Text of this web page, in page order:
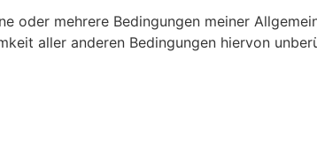
oder mehrere Bedingungen meiner
aller anderen Bedingungen hiervon